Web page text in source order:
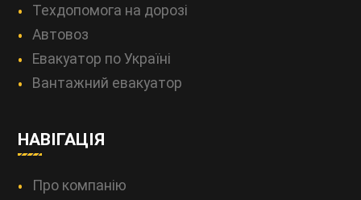
Техдопомога на дорозі
Автовоз
Евакуатор по Україні
Вантажний евакуатор
НАВІГАЦІЯ
Про компанію